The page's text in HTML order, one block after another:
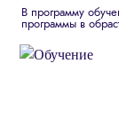
В программу
программы в